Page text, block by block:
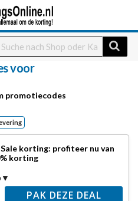
voor
promotiecodes
korting: profiteer nu van
korting
PAK DEZE DEAL